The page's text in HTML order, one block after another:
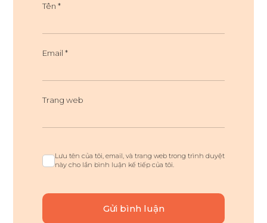
Tên *
Email *
Trang web
Lưu tên của tôi, email, và trang web trong trình duyệt
này cho lần bình luận kế tiếp của tôi.